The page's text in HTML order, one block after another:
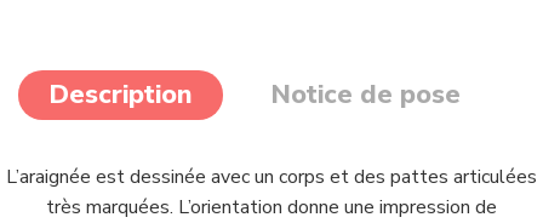
Description Notice de pose
L’araignée est dessinée avec un corps et des pattes articulées
très marquées. L’orientation donne une impression de